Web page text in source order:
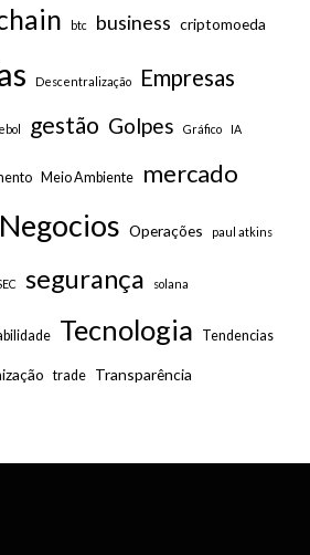
btc business criptomoeda
Descentralização Empresas
gestão Golpes Gráfico IA
Meio Ambiente mercado
Negocios Operações paul atkins
segurança solana
Tecnologia Tendencias
trade Transparência